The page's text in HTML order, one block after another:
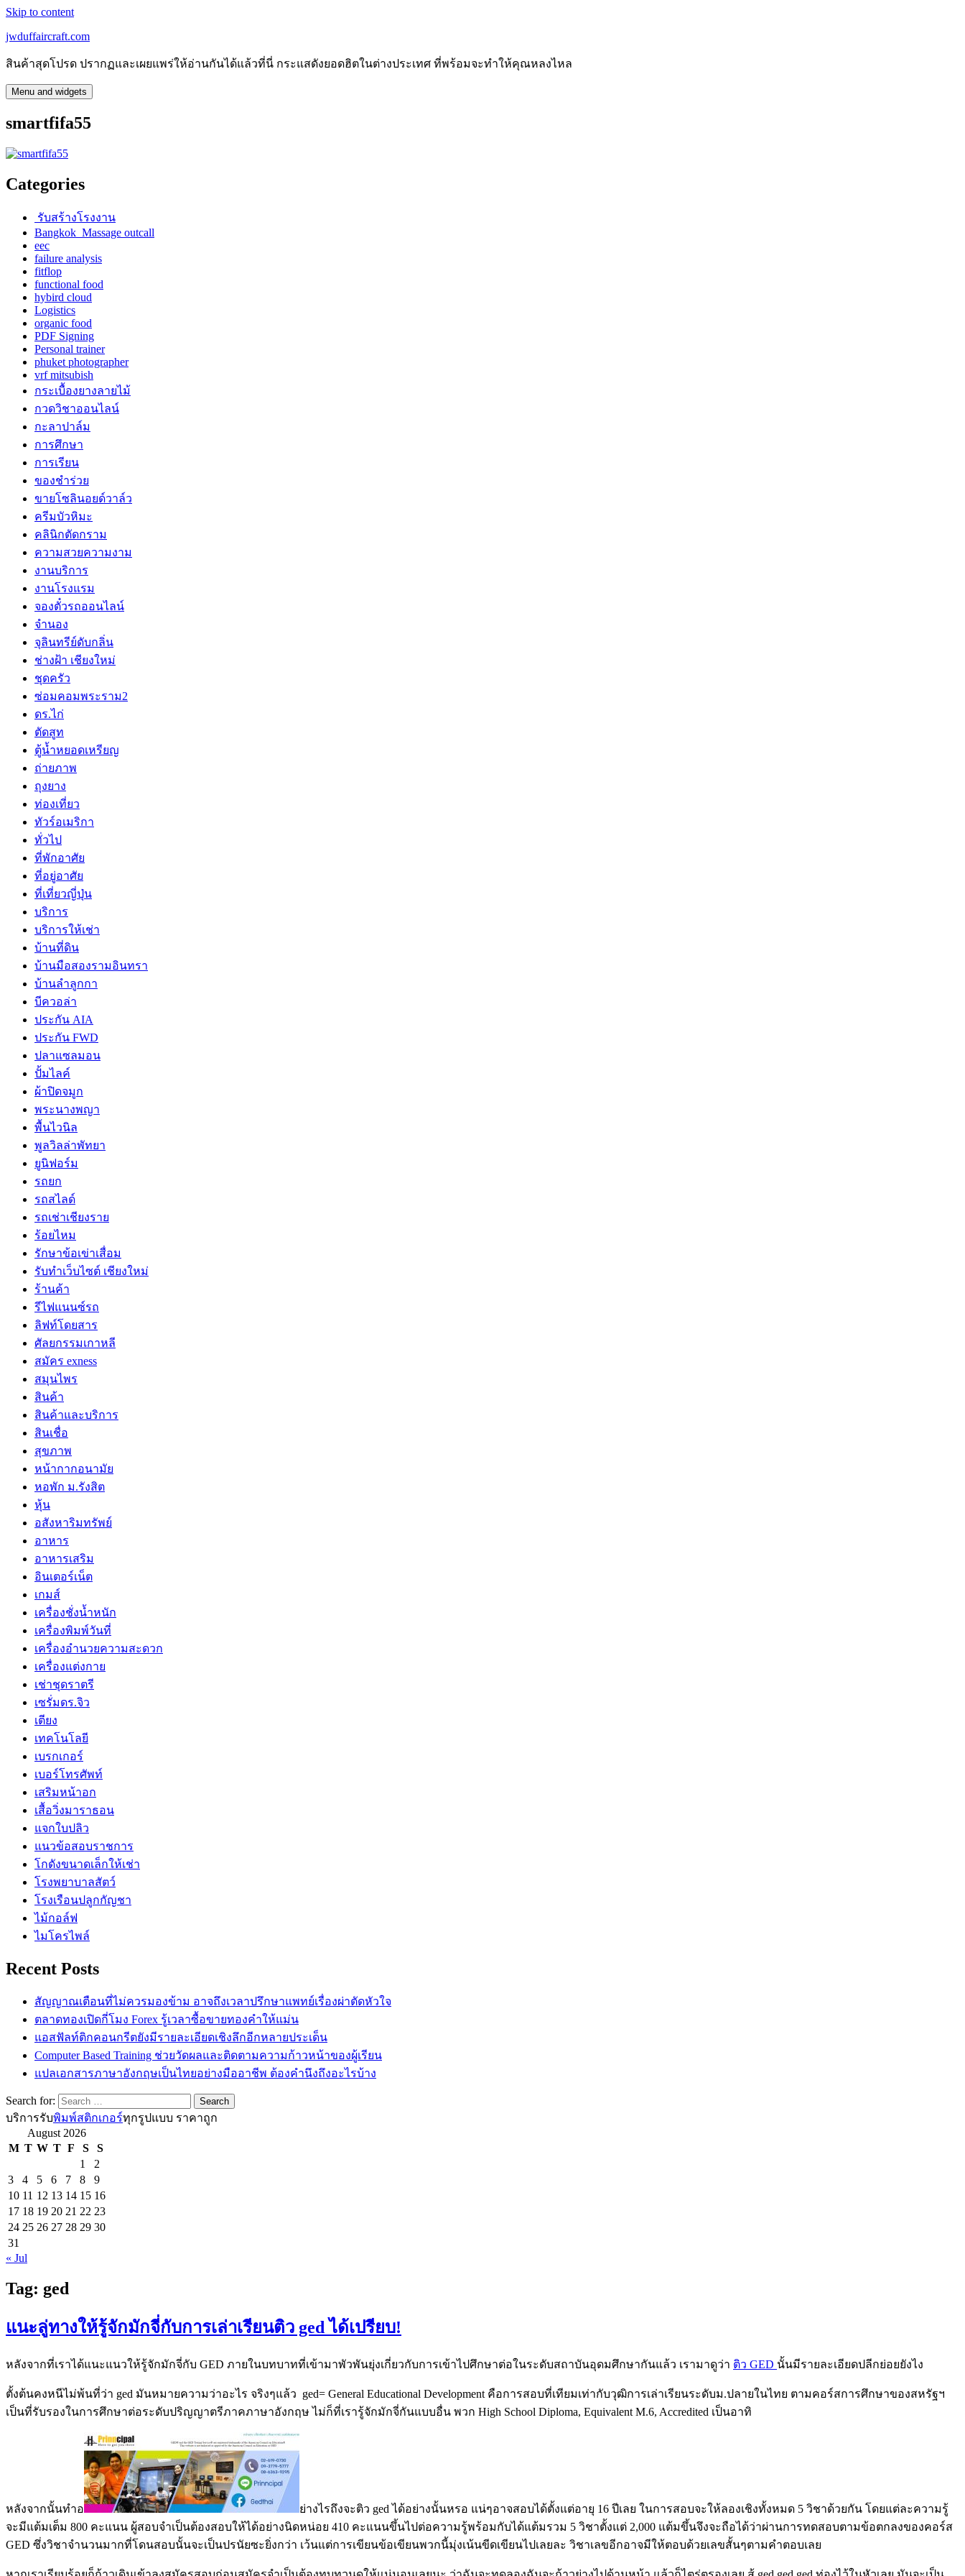
Skip to content
jwduffaircraft.com
สินค้าสุดโปรด ปรากฏและเผยแพร่ให้อ่านกันได้แล้วที่นี่ กระแสดังยอดฮิตในต่างประเทศ ที่พร้อมจะทำให้คุณหลงไหล
Menu and widgets
smartfifa55
Categories
รับสร้างโรงงาน
Bangkok Massage outcall
eec
failure analysis
fitflop
functional food
hybird cloud
Logistics
organic food
PDF Signing
Personal trainer
phuket photographer
vrf mitsubish
กระเบื้องยางลายไม้
กวดวิชาออนไลน์
กะลาปาล์ม
การศึกษา
การเรียน
ของชำร่วย
ขายโซลินอยด์วาล์ว
ครีมบัวหิมะ
คลินิกตัดกราม
ความสวยความงาม
งานบริการ
งานโรงแรม
จองตั๋วรถออนไลน์
จำนอง
จุลินทรีย์ดับกลิ่น
ช่างฝ้า เชียงใหม่
ชุดครัว
ซ่อมคอมพระราม2
ดร.ไก่
ตัดสูท
ตู้น้ำหยอดเหรียญ
ถ่ายภาพ
ถุงยาง
ท่องเที่ยว
ทัวร์อเมริกา
ทั่วไป
ที่พักอาศัย
ที่อยู่อาศัย
ที่เที่ยวญี่ปุ่น
บริการ
บริการให้เช่า
บ้านที่ดิน
บ้านมือสองรามอินทรา
บ้านลำลูกกา
บีควอล่า
ประกัน AIA
ประกัน FWD
ปลาแซลมอน
ปั้มไลค์
ผ้าปิดจมูก
พระนางพญา
พื้นไวนิล
พูลวิลล่าพัทยา
ยูนิฟอร์ม
รถยก
รถสไลด์
รถเช่าเชียงราย
ร้อยไหม
รักษาข้อเข่าเสื่อม
รับทำเว็บไซต์ เชียงใหม่
ร้านค้า
รีไฟแนนซ์รถ
ลิฟท์โดยสาร
ศัลยกรรมเกาหลี
สมัคร exness
สมุนไพร
สินค้า
สินค้าและบริการ
สินเชื่อ
สุขภาพ
หน้ากากอนามัย
หอพัก ม.รังสิต
หุ้น
อสังหาริมทรัพย์
อาหาร
อาหารเสริม
อินเตอร์เน็ต
เกมส์
เครื่องชั่งน้ำหนัก
เครื่องพิมพ์วันที่
เครื่องอำนวยความสะดวก
เครื่องแต่งกาย
เช่าชุดราตรี
เซรั่มดร.จิว
เตียง
เทคโนโลยี
เบรกเกอร์
เบอร์โทรศัพท์
เสริมหน้าอก
เสื้อวิ่งมาราธอน
แจกใบปลิว
แนวข้อสอบราชการ
โกดังขนาดเล็กให้เช่า
โรงพยาบาลสัตว์
โรงเรือนปลูกกัญชา
ไม้กอล์ฟ
ไมโครไพล์
Recent Posts
สัญญาณเตือนที่ไม่ควรมองข้าม อาจถึงเวลาปรึกษาแพทย์เรื่องผ่าตัดหัวใจ
ตลาดทองเปิดกี่โมง Forex รู้เวลาซื้อขายทองคำให้แม่น
แอสฟัลท์ติกคอนกรีตยังมีรายละเอียดเชิงลึกอีกหลายประเด็น
Computer Based Training ช่วยวัดผลและติดตามความก้าวหน้าของผู้เรียน
แปลเอกสารภาษาอังกฤษเป็นไทยอย่างมืออาชีพ ต้องคำนึงถึงอะไรบ้าง
Search for:
บริการรับพิมพ์สติกเกอร์ทุกรูปแบบ ราคาถูก
August 2026
M T W T F S
S
1
2
3
4 5 6 7 8
9
10 11 12 13 14 15 16
17 18 19 20 21 22 23
24 25 26 27 28 29 30
31
« Jul
Tag: ged
แนะลู่ทางให้รู้จักมักจี่กับการเล่าเรียนติว ged ได้เปรียบ!
หลังจากที่เราได้แนะแนวให้รู้จักมักจี่กับ GED ภายในบทบาทที่เข้ามาพัวพันยุ่งเกี่ยวกับการเข้าไปศึกษาต่อในระดับสถาบันอุดมศึกษากันแล้ว เรามาดูว่า ติว GED นั้นมีรายละเอียดปลีกย่อยยังไง
ตั้งต้นคงหนีไม่พ้นที่ว่า ged มันหมายความว่าอะไร จริงๆแล้ว ged= General Educational Development คือการสอบที่เทียมเท่ากับวุฒิการเล่าเรียนระดับม.ปลายในไทย ตามคอร์สการศึกษาของสหรัฐฯ
เป็นที่รับรองในการศึกษาต่อระดับปริญญาตรีภาคภาษาอังกฤษ ไม่ก็ที่เรารู้จักมักจี่กันแบบอื่น พวก High School Diploma, Equivalent M.6, Accredited เป็นอาทิ
หลังจากนั้นทำอ
ย่างไรถึงจะติว ged ได้อย่างนั้นหรอ แน่ๆอาจสอบได้ตั้งแต่อายุ 16 ปีเลย ในการสอบจะให้ลองเชิงทั้งหมด 5 วิชาด้วยกัน โดยแต่ละความรู้
จะมีแต้มเต็ม 800 คะแนน ผู้สอบจำเป็นต้องสอบให้ได้อย่างนิดหน่อย 410 คะแนนขึ้นไปต่อความรู้พร้อมกับได้แต้มรวม 5 วิชาตั้งแต่ 2,000 แต้มขึ้นจึงจะถือได้ว่าผ่านการทดสอบตามข้อตกลงของคอร์ส
GED ซึ่งวิชาจำนวนมากที่โดนสอบนั้นจะเป็นปรนัยซะยิ่งกว่า เว้นแต่การเขียนข้อเขียนพวกนี้มุ่งเน้นขีดเขียนไปเลยละ วิชาเลขอีกอาจมีให้ตอบด้วยเลขสั้นๆตามคำตอบเลย